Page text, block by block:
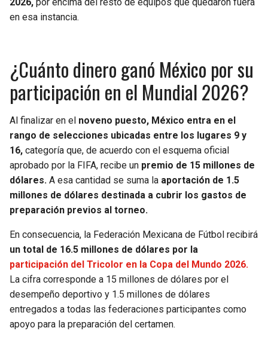
2026, por encima del resto de equipos que quedaron fuera
en esa instancia.
¿Cuánto dinero ganó México por su
participación en el Mundial 2026?
Al finalizar en el noveno puesto, México entra en el
rango de selecciones ubicadas entre los lugares 9 y
16, categoría que, de acuerdo con el esquema oficial
aprobado por la FIFA, recibe un premio de 15 millones de
dólares. A esa cantidad se suma la aportación de 1.5
millones de dólares destinada a cubrir los gastos de
preparación previos al torneo.
En consecuencia, la Federación Mexicana de Fútbol recibirá
un total de 16.5 millones de dólares por la
participación del Tricolor en la Copa del Mundo 2026.
La cifra corresponde a 15 millones de dólares por el
desempeño deportivo y 1.5 millones de dólares
entregados a todas las federaciones participantes como
apoyo para la preparación del certamen.